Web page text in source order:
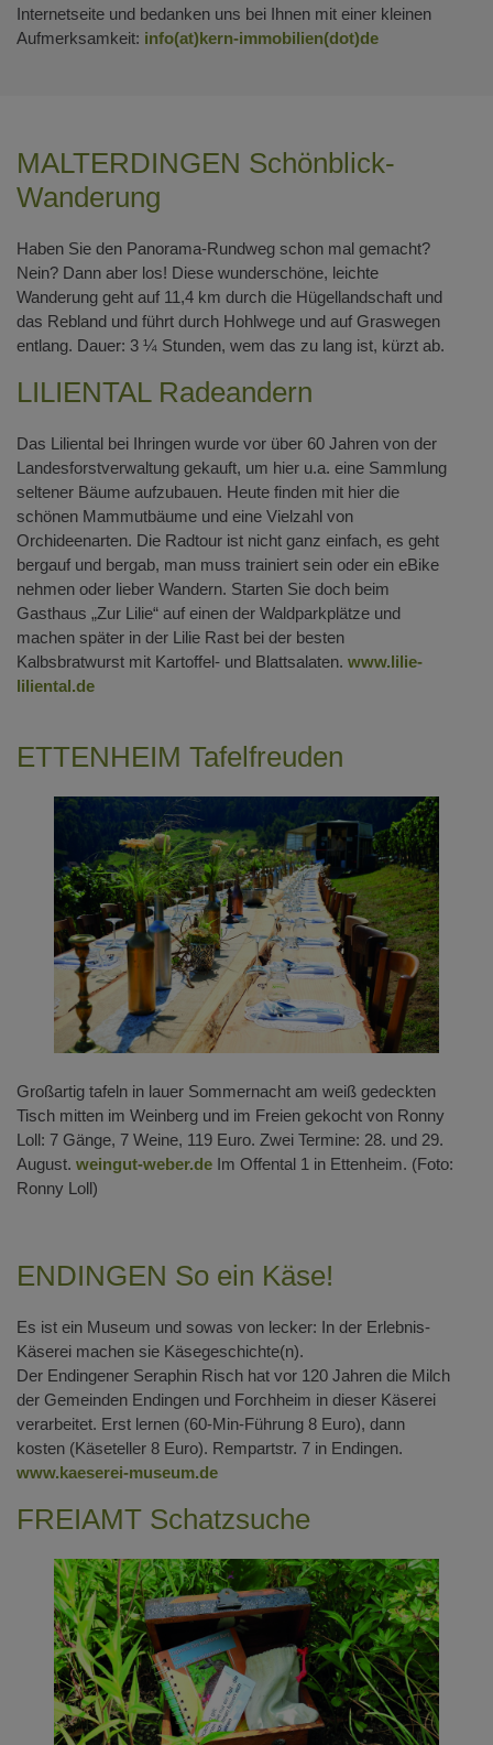
Internetseite und bedanken uns bei Ihnen mit einer kleinen
Aufmerksamkeit: info(at)kern-immobilien(dot)de
MALTERDINGEN Schönblick-
Wanderung
Haben Sie den Panorama-Rundweg schon mal gemacht?
Nein? Dann aber los! Diese wunderschöne, leichte
Wanderung geht auf 11,4 km durch die Hügellandschaft und
das Rebland und führt durch Hohlwege und auf Graswegen
entlang. Dauer: 3 ¼ Stunden, wem das zu lang ist, kürzt ab.
LILIENTAL Radeandern
Das Liliental bei Ihringen wurde vor über 60 Jahren von der
Landesforstverwaltung gekauft, um hier u.a. eine Sammlung
seltener Bäume aufzubauen. Heute finden mit hier die
schönen Mammutbäume und eine Vielzahl von
Orchideenarten. Die Radtour ist nicht ganz einfach, es geht
bergauf und bergab, man muss trainiert sein oder ein eBike
nehmen oder lieber Wandern. Starten Sie doch beim
Gasthaus „Zur Lilie“ auf einen der Waldparkplätze und
machen später in der Lilie Rast bei der besten
Kalbsbratwurst mit Kartoffel- und Blattsalaten. www.lilie-
liliental.de
ETTENHEIM Tafelfreuden
Großartig tafeln in lauer Sommernacht am weiß gedeckten
Tisch mitten im Weinberg und im Freien gekocht von Ronny
Loll: 7 Gänge, 7 Weine, 119 Euro. Zwei Termine: 28. und 29.
August. weingut-weber.de Im Offental 1 in Ettenheim. (Foto:
Ronny Loll)
ENDINGEN So ein Käse!
Es ist ein Museum und sowas von lecker: In der Erlebnis-
Käserei machen sie Käsegeschichte(n).
Der Endingener Seraphin Risch hat vor 120 Jahren die Milch
der Gemeinden Endingen und Forchheim in dieser Käserei
verarbeitet. Erst lernen (60-Min-Führung 8 Euro), dann
kosten (Käseteller 8 Euro). Rempartstr. 7 in Endingen.
www.kaeserei-museum.de
FREIAMT Schatzsuche